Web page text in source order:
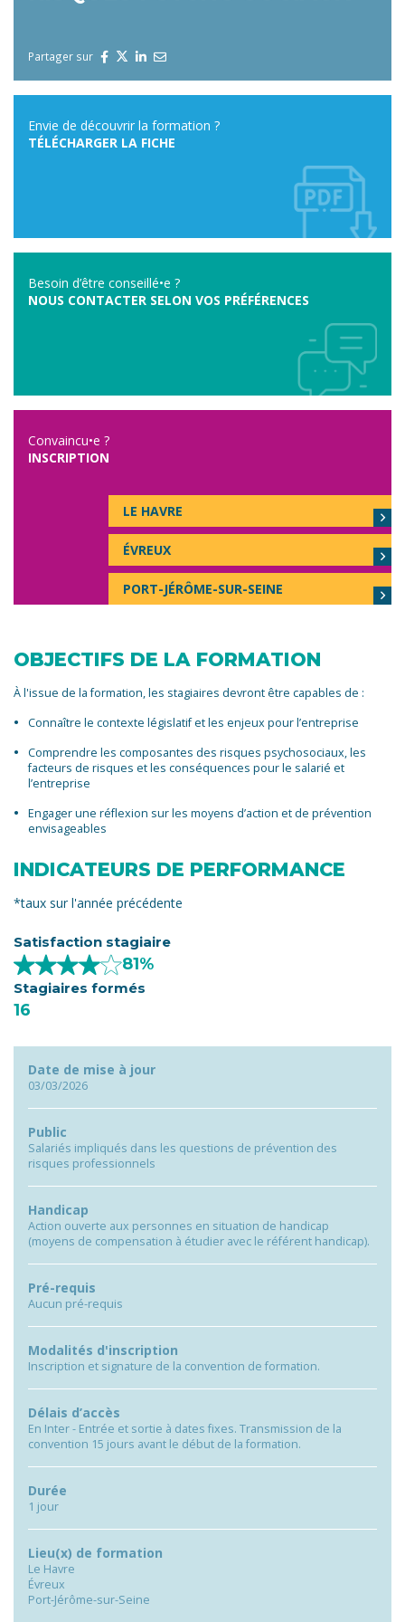
Partager sur
Envie de découvrir la formation ?
TÉLÉCHARGER LA FICHE
Besoin d’être conseillé•e ?
NOUS CONTACTER SELON VOS PRÉFÉRENCES
Convaincu•e ?
INSCRIPTION
LE HAVRE
ÉVREUX
PORT-JÉRÔME-SUR-SEINE
OBJECTIFS DE LA FORMATION
À l'issue de la formation, les stagiaires devront être capables de :
Connaître le contexte législatif et les enjeux pour l’entreprise
Comprendre les composantes des risques psychosociaux, les
facteurs de risques et les conséquences pour le salarié et
l’entreprise
Engager une réflexion sur les moyens d’action et de prévention
envisageables
INDICATEURS DE PERFORMANCE
*taux sur l'année précédente
Satisfaction stagiaire
81%
Stagiaires formés
16
Date de mise à jour
03/03/2026
Public
Salariés impliqués dans les questions de prévention des
risques professionnels
Handicap
Action ouverte aux personnes en situation de handicap
(moyens de compensation à étudier avec le référent handicap).
Pré-requis
Aucun pré-requis
Modalités d'inscription
Inscription et signature de la convention de formation.
Délais d’accès
En Inter - Entrée et sortie à dates fixes. Transmission de la
convention 15 jours avant le début de la formation.
Durée
1 jour
Lieu(x) de formation
Le Havre
Évreux
Port-Jérôme-sur-Seine